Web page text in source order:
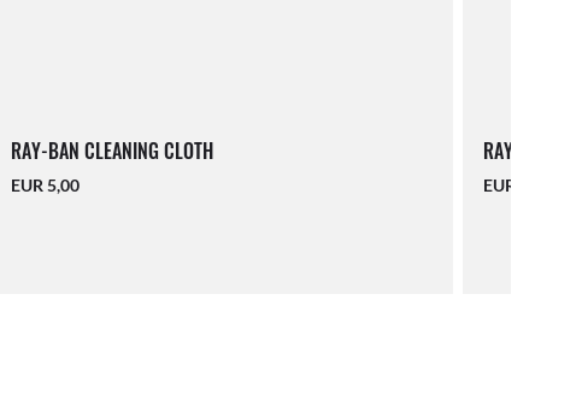
RAY-BAN CLEANING CLOTH
EUR 5,00
RAY-BAN
EUR 16,00